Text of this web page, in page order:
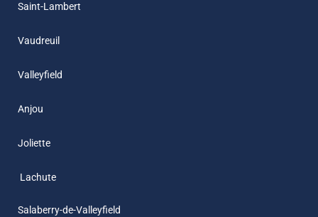
Saint-Lambert
Vaudreuil
Valleyfield
Anjou
Joliette
L achute
Salaberry-de-Valleyfield